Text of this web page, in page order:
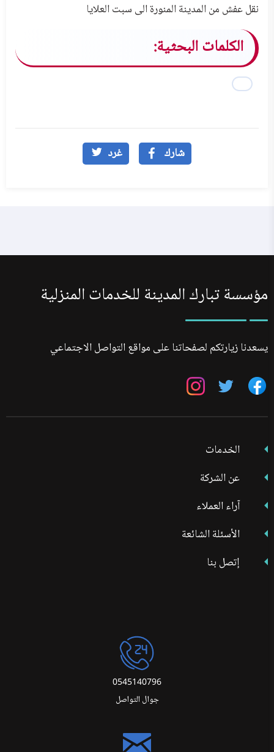
نقل عفش من المدينة المنورة الى سبت العلايا
الكلمات البحثية:
شارك غرد
مؤسسة تبارك المدينة للخدمات المنزلية
يسعدنا زيارتكم لصفحاتنا على مواقع التواصل الاجتماعي
تابعنا
فيسبوك
تابعنا
على
تويتر
تابعنا
انستجرام
الخدمات
عن الشركة
آراء العملاء
الأسئلة الشائعة
إتصل بنا
0545140796
جوال التواصل